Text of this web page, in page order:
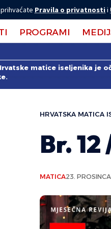
Pravila o privatnostii
PROGRAMI
matice iseljenika je
HRVATSKA MATICA
Br.
MATICA23.